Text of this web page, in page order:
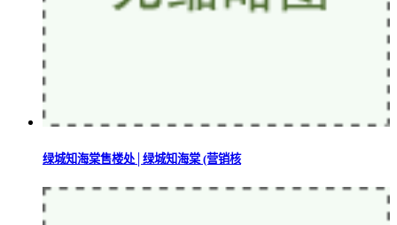
绿城知海棠售楼处│绿城知海棠 (营销核